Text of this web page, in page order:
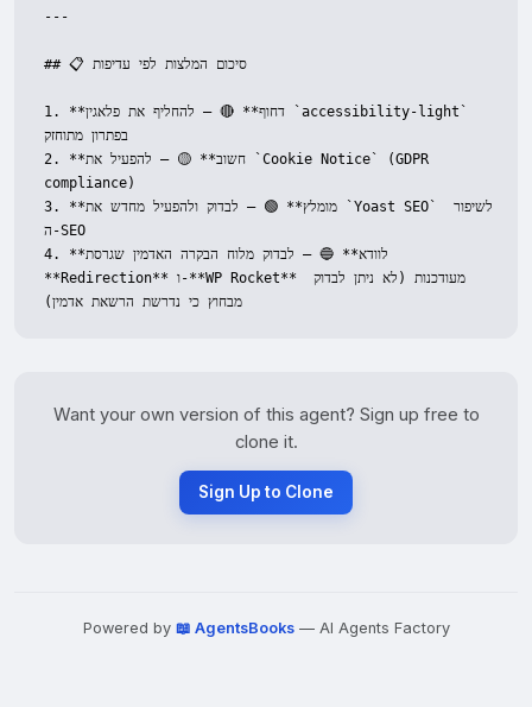
---
## 📋 סיכום המלצות לפי עדיפות
1. **דחוף** 🔴 – להחליף את פלאגין `accessibility-light`
בפתרון מתוחזק
2. **חשוב** 🟡 – להפעיל את `Cookie Notice` (GDPR
compliance)
3. **מומלץ** 🟢 – לבדוק ולהפעיל מחדש את `Yoast SEO` לשיפור
ה-SEO
4. **לוודא** 🔵 – לבדוק מלוח הבקרה האדמין שגרסת
**Redirection** ו-**WP Rocket** מעודכנות (לא ניתן לבדוק
מבחוץ כי נדרשת הרשאת אדמין)
Want your own version of this agent? Sign up free to
clone it.
Sign Up to Clone
Powered by 📖 AgentsBooks— AI Agents Factory